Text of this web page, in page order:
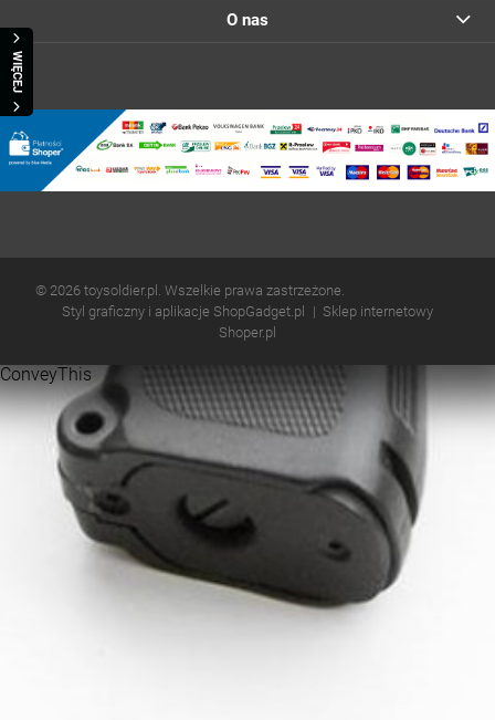
WIĘCEJ
O nas
© 2026 toysoldier.pl. Wszelkie prawa zastrzeżone.
Styl graficzny i aplikacje ShopGadget.pl
Sklep internetowy
Shoper.pl
ConveyThis